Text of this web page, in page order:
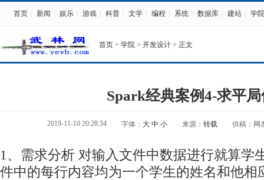
首页 新闻 娱乐 游戏 科普 文学 编程 系统 数据库 建站 学院
首页 > 学院 > 开发设计 > 正文
Spark经典案例4-求平
2019-11-10 20:28:34 字体： 大 中 小 来源： 转载 供稿：网
1、需求分析 对输入文件中数据进行就算学
件中的每行内容均为一个学生的姓名和他相